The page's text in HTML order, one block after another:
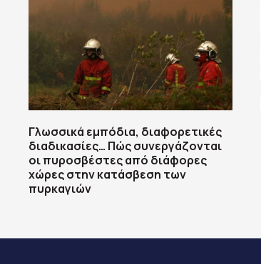
Γλωσσικά εμπόδια, διαφορετικές
διαδικασίες… Πώς συνεργάζονται
οι πυροσβέστες από διάφορες
χώρες στην κατάσβεση των
πυρκαγιών